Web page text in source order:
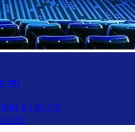
возрасте